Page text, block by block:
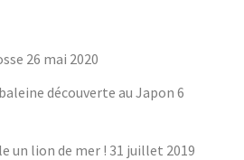
26 mai 2020
découverte au Japon 6
un lion de mer ! 31 juillet 2019